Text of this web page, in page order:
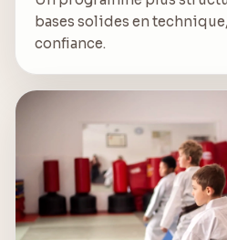
bases solides en
confiance.